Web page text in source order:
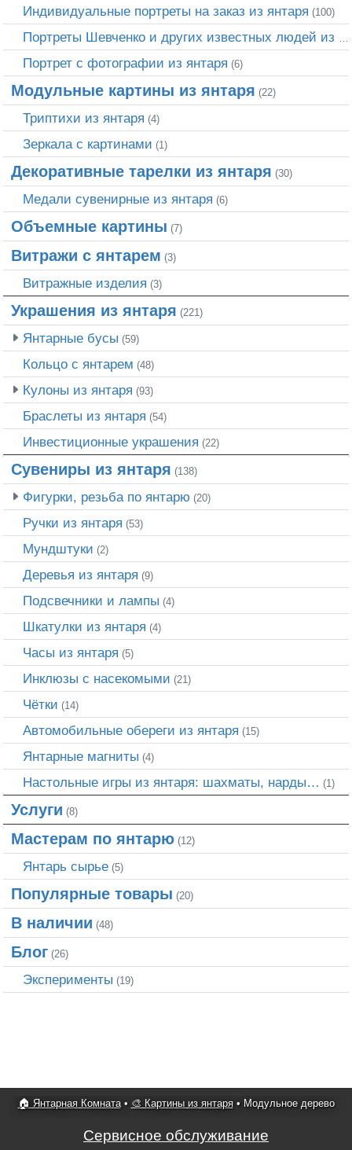
Индивидуальные портреты на заказ из янтаря (100)
Портрет c фотографии из янтаря (6)
Модульные картины из янтаря (22)
Триптихи из янтаря (4)
Зеркала с картинами (1)
Декоративные тарелки из янтаря (30)
Медали сувенирные из янтаря (6)
Объемные картины (7)
Витражи с янтарем (3)
Витражные изделия (3)
Украшения из янтаря (221)
Янтарные бусы (59)
Кольцо с янтарем (48)
Кулоны из янтаря (93)
Браслеты из янтаря (54)
Инвестиционные украшения (22)
Сувениры из янтаря (138)
Фигурки, резьба по янтарю (20)
Ручки из янтаря (53)
Мундштуки (2)
Деревья из янтаря (9)
Подсвечники и лампы (4)
Шкатулки из янтаря (4)
Часы из янтаря (5)
Инклюзы с насекомыми (21)
Чётки (14)
Автомобильные обереги из янтаря (15)
Янтарные магниты (4)
Настольные игры из янтаря: шахматы, нарды… (1)
Услуги (8)
Мастерам по янтарю (12)
Янтарь сырье (5)
Популярные товары (20)
В наличии (48)
Блог (26)
Эксперименты (19)
🏠 Янтарная Комната• 🎨 Картины из янтаря • Модульное дерево
Сервисное обслуживание